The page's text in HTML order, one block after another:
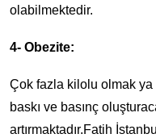
olabilmektedir.
4- Obezite:
Çok fazla kilolu olmak
baskı ve basınç
artırmaktadır.Fatih